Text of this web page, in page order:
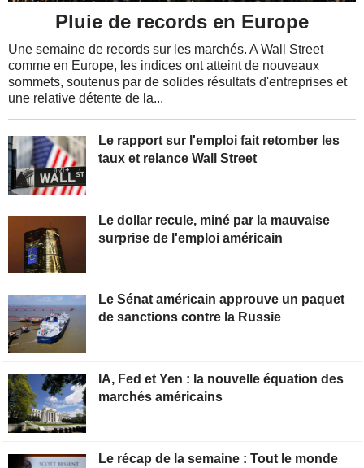
Le rapport sur l'emploi fait retomber les
taux et relance Wall Street
Le dollar recule, miné par la mauvaise
surprise de l'emploi américain
Pluie de records en Europe
Une semaine de records sur les marchés. A Wall Street
comme en Europe, les indices ont atteint de nouveaux
sommets, soutenus par de solides résultats d'entreprises et
une relative détente de la...
Le Sénat américain approuve un paquet
de sanctions contre la Russie
IA, Fed et Yen : la nouvelle équation des
marchés américains
Le récap de la semaine : Tout le monde